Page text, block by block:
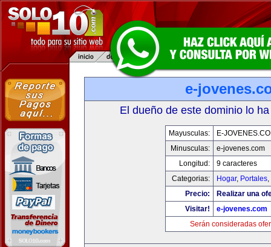
e-
El dueño de este dominio lo
Mayusculas:
E-
Minusculas:
e-jovenes.com
Longitud:
9 caracteres
Categorias:
Hogar, Portales,
Precio:
Realizar una
Visitar!
e-jovenes.com
Serán consideradas